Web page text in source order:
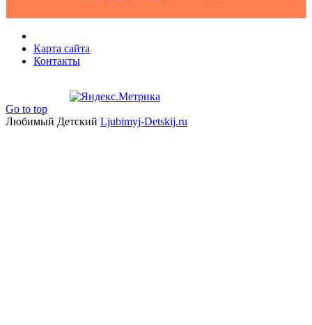
Карта сайта
Контакты
Go to top
Любимый Детский Ljubimyj-Detskij.ru